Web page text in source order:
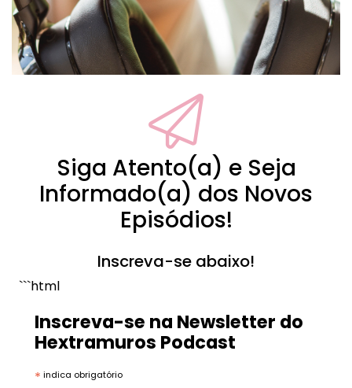
Siga Atento(a) e Seja
Informado(a) dos Novos
Episódios!
Inscreva-se abaixo!
```html
Inscreva-se na Newsletter do
Hextramuros Podcast
* indica obrigatório